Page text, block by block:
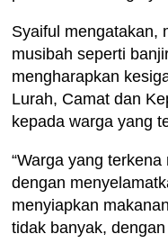
Syaiful mengatakan,
musibah seperti
mengharapkan
Lurah, Camat dan
kepada warga yang
“Warga yang
dengan
menyiapkan
tidak banyak,